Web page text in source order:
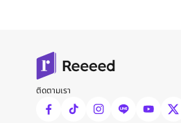
ติดตามเรา